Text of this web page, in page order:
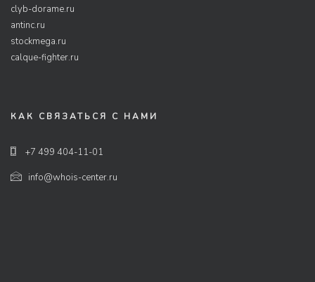
clyb-dorame.ru
antinc.ru
stockmega.ru
calque-fighter.ru
КАК СВЯЗАТЬСЯ С НАМИ
+7 499 404-11-01
info@whois-center.ru